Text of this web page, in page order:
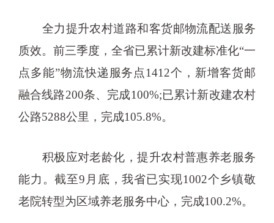
全力提升农村道路和客货邮物流配送服务
质效。前三季度，全省已累计新改建标准化“一
点多能”物流快递服务点1412个，新增客货邮
融合线路200条、完成100%;已累计新改建农村
公路5288公里，完成105.8%。
积极应对老龄化，提升农村普惠养老服务
能力。截至9月底，我省已实现1002个乡镇敬
老院转型为区域养老服务中心，完成100.2%。